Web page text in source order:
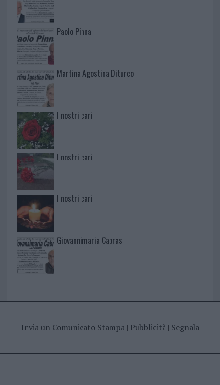
Paolo Pinna
Martina Agostina Diturco
I nostri cari
I nostri cari
I nostri cari
Giovannimaria Cabras
Invia un Comunicato Stampa| Pubblicità| Segnala